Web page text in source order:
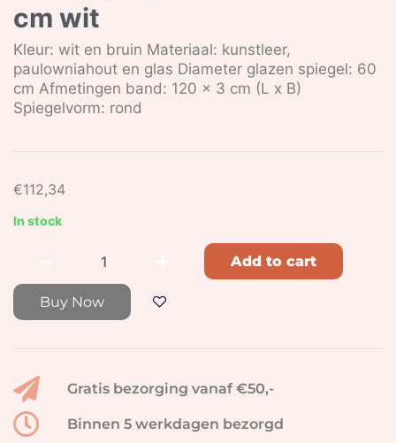
cm wit
Kleur: wit en bruin Materiaal: kunstleer,
paulowniahout en glas Diameter glazen spiegel: 60
cm Afmetingen band: 120 x 3 cm (L x B)
Spiegelvorm: rond
€112,34
In stock
Buy Now
Add to cart
Gratis bezorging vanaf €50,-
Binnen 5 werkdagen bezorgd